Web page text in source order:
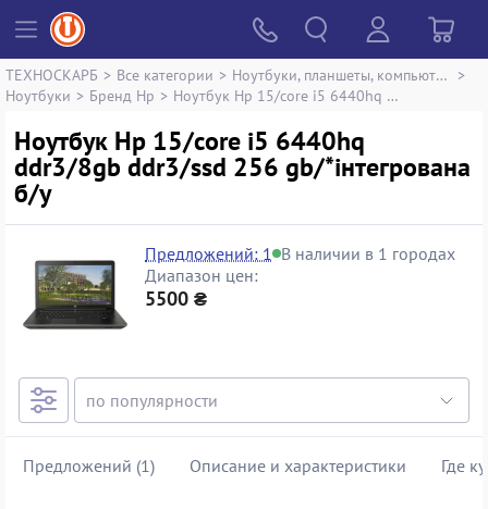
ТЕХНОСКАРБ > Все категории > Ноутбуки, планшеты, компьютеры >
Ноутбуки > Бренд Hp > Ноутбук Hp 15/core i5 6440hq ddr3/8gb ddr3/ssd 256 gb/*інтегрована
Ноутбук Hp 15/core i5 6440hq
ddr3/8gb ddr3/ssd 256 gb/*інтегрована
б/у
Предложений: 1 В наличии в 1 городах
Диапазон цен:
5500 ₴
Предложений (1) Описание и характеристики Где